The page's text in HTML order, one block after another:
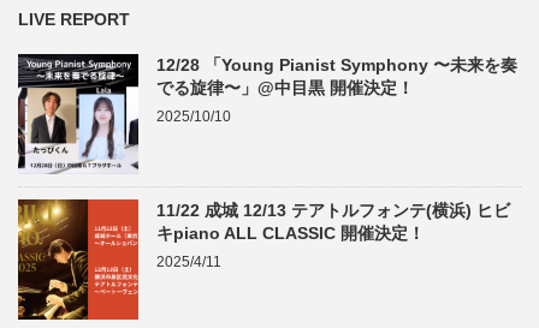
LIVE REPORT
12/28 「Young Pianist Symphony 〜未来を奏
でる旋律〜」@中目黒 開催決定！
2025/10/10
11/22 成城 12/13 テアトルフォンテ(横浜) ヒビ
キpiano ALL CLASSIC 開催決定！
2025/4/11